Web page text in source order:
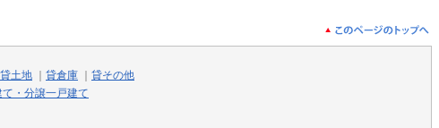
貸土地 貸倉庫
貸その他
・分譲一戸建て